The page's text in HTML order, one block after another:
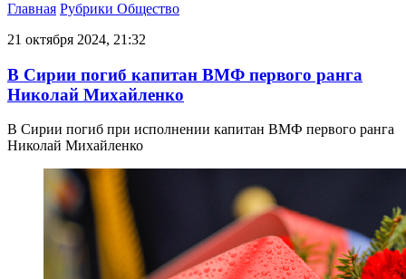
Главная Рубрики Общество
21 октября 2024, 21:32
В Сирии погиб капитан ВМФ первого ранга
Николай Михайленко
В Сирии погиб при исполнении капитан ВМФ первого ранга
Николай Михайленко